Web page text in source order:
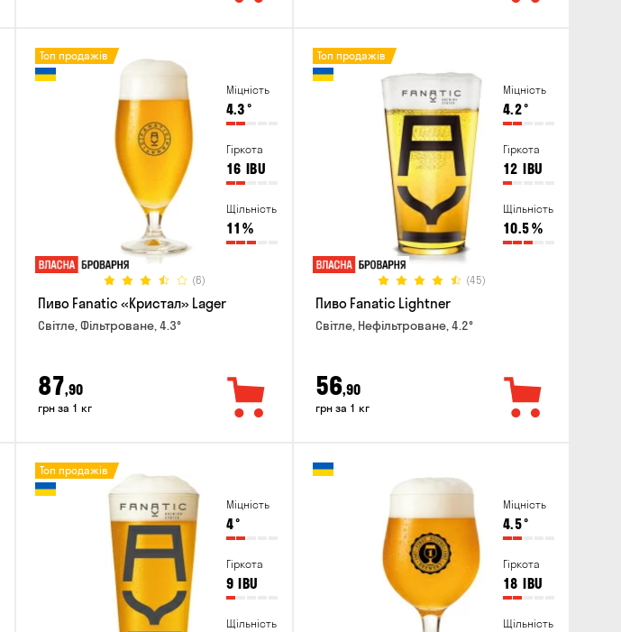
Міцність
4.3°
Гіркота
16 IBU
Щільність
11 %
(6)
Топ продажів
Пиво Fanatic «Кристал» Lager
Світле, Фільтроване, 4.3°
87,90
грн за 1 кг
Міцність
4.2°
Гіркота
12 IBU
Щільність
10.5%
(45)
Топ продажів
Пиво Fanatic Lightner
Світле, Нефільтроване, 4.2°
56,90
грн за 1 кг
Міцність
4°
Гіркота
9 IBU
Щільність
Топ продажів
Міцність
4.5°
Гіркота
18 IBU
Щільність